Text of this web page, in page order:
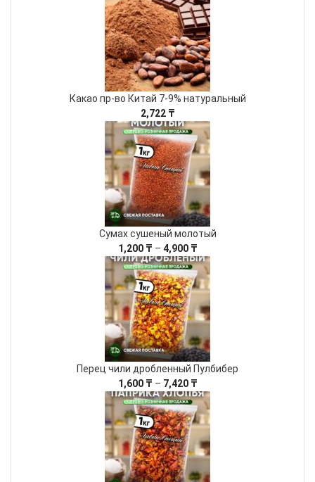
1,250 ₸
–
4,800 ₸
Какао пр-во Китай 7-9% натуральный
2,722 ₸
Сумах сушеный молотый
1,200 ₸ – 4,900 ₸Диапазон
цен:
1,200 ₸
–
4,900 ₸
Перец чили дробленный Пулбибер
1,600 ₸ – 7,420 ₸Диапазон
цен:
1,600 ₸
–
7,420 ₸